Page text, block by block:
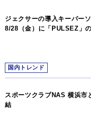
ジェクサーの導入キーパー
8/28（金）に「PULSEZ」
国内トレンド
スポーツクラブNAS 横浜市
結